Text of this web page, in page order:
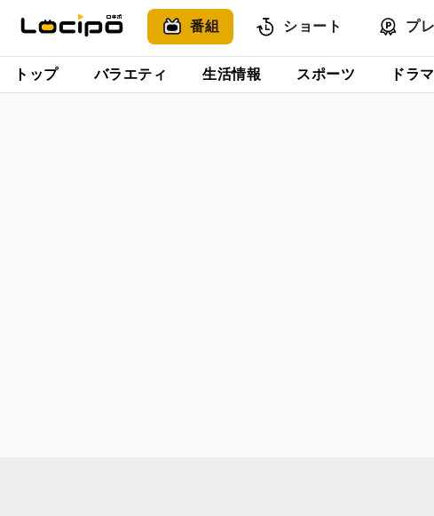
番組 ショート プ
トップ バラエティ 生活情報 スポーツ ドラマ